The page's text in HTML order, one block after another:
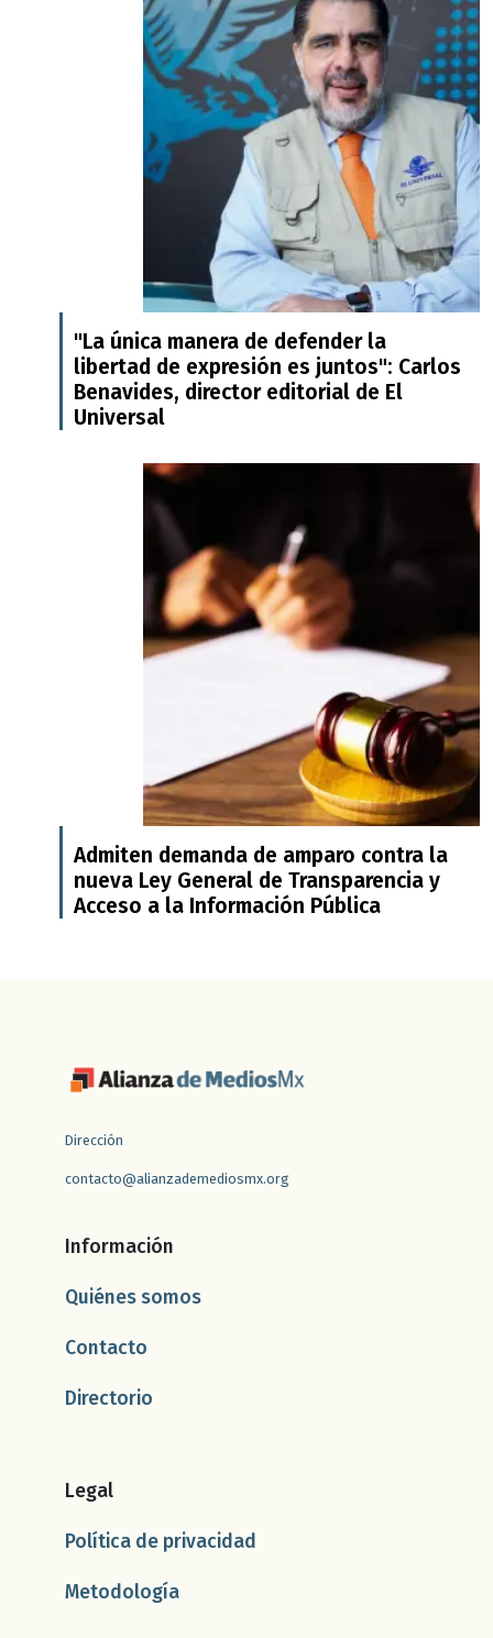
"La única manera de defender la
libertad de expresión es juntos": Carlos
Benavides, director editorial de El
Universal
Admiten demanda de amparo contra la
nueva Ley General de Transparencia y
Acceso a la Información Pública
Dirección
contacto@alianzademediosmx.org
Información
Quiénes somos
Contacto
Directorio
Legal
Política de privacidad
Metodología